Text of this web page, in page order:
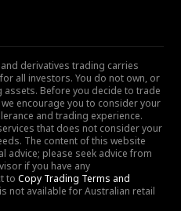
and derivatives trading carries
all investors. You do not own, or
assets. Before you decide to trade
encourage you to consider your
and trading experience.
that does not consider your
The content of this website
advice; please seek advice from
if you have any
to Copy Trading Terms and
not available for Australian retail